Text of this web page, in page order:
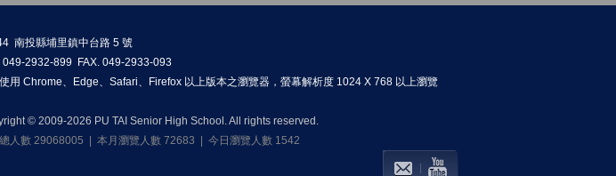
南投縣埔里鎮中台路 5 號
049-2932-899 FAX. 049-2933-093
用 Chrome、Edge、Safari、Firefox 以上版本之瀏覽器，螢幕解析度 1024 X 768 以上瀏覽
© 2009-2026 PU TAI Senior High School. All rights reserved.
人數 29068005 | 本月瀏覽人數 72683 | 今日瀏覽人數 1542